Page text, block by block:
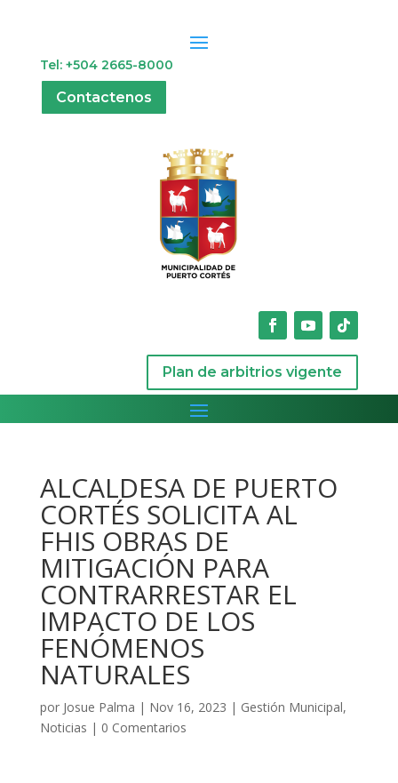
Tel: +504 2665-8000
Contactenos
Plan de arbitrios vigente
ALCALDESA DE PUERTO
CORTÉS SOLICITA AL
FHIS OBRAS DE
MITIGACIÓN PARA
CONTRARRESTAR EL
IMPACTO DE LOS
FENÓMENOS
NATURALES
por Josue Palma | Nov 16, 2023 | Gestión Municipal,
Noticias | 0 Comentarios